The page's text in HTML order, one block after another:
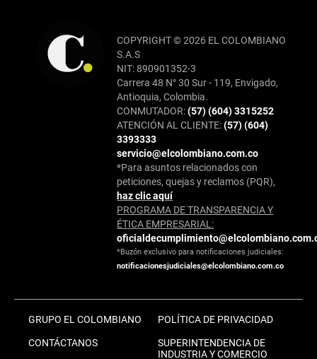
COPYRIGHT © 2026 EL COLOMBIANO
S.A.S
NIT: 890901352-3
Carrera 48 N° 30 Sur - 119, Envigado,
Antioquia, Colombia.
CONMUTADOR:(57) (604) 3315252
ATENCIÓN AL CLIENTE:(57) (604)
3393333
servicio@elcolombiano.com.co
*Para asuntos relacionados con
peticiones, quejas y reclamos (PQR),
haz clic aquí
PROGRAMA DE TRANSPARENCIA Y
ÉTICA EMPRESARIAL:
*Buzón exclusivo para notificaciones judiciales:
notificacionesjudiciales@elcolombiano.com.co
GRUPO EL COLOMBIANO
CONTÁCTANOS
POLÍTICA DE PRIVACIDAD
SUPERINTENDENCIA DE
INDUSTRIA Y COMERCIO